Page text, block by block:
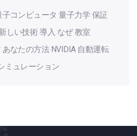
子コンピュータ 量子力学 保証
しい技術 導入 なぜ 教室
あなたの方法 NVIDIA 自動運転
ミュレーション